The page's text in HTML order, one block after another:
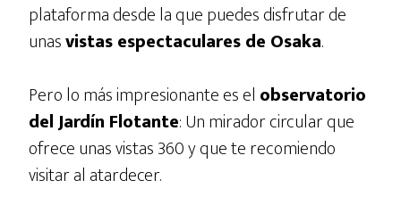
plataforma desde la que puedes disfrutar de
unasvistas espectaculares de Osaka.
Pero lo más impresionante es el observatorio
del Jardín Flotante: Un mirador circular que
ofrece unas vistas 360 y que te recomiendo
visitar al atardecer.